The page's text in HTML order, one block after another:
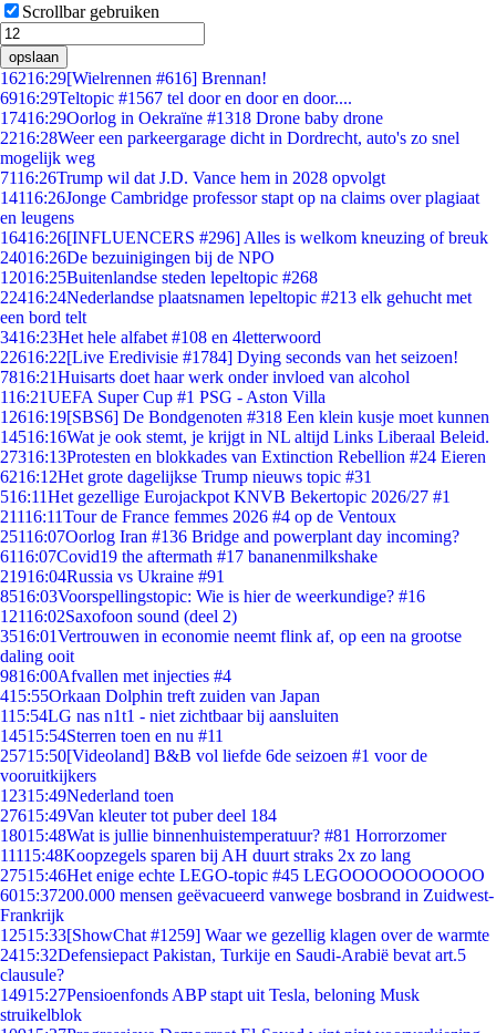
Scrollbar gebruiken
opslaan
16216:29[Wielrennen #616] Brennan!
6916:29Teltopic #1567 tel door en door en door....
17416:29Oorlog in Oekraïne #1318 Drone baby drone
2216:28Weer een parkeergarage dicht in Dordrecht, auto's zo snel
mogelijk weg
7116:26Trump wil dat J.D. Vance hem in 2028 opvolgt
14116:26Jonge Cambridge professor stapt op na claims over plagiaat
en leugens
16416:26[INFLUENCERS #296] Alles is welkom kneuzing of breuk
24016:26De bezuinigingen bij de NPO
12016:25Buitenlandse steden lepeltopic #268
22416:24Nederlandse plaatsnamen lepeltopic #213 elk gehucht met
een bord telt
3416:23Het hele alfabet #108 en 4letterwoord
22616:22[Live Eredivisie #1784] Dying seconds van het seizoen!
7816:21Huisarts doet haar werk onder invloed van alcohol
116:21UEFA Super Cup #1 PSG - Aston Villa
12616:19[SBS6] De Bondgenoten #318 Een klein kusje moet kunnen
14516:16Wat je ook stemt, je krijgt in NL altijd Links Liberaal Beleid.
27316:13Protesten en blokkades van Extinction Rebellion #24 Eieren
6216:12Het grote dagelijkse Trump nieuws topic #31
516:11Het gezellige Eurojackpot KNVB Bekertopic 2026/27 #1
21116:11Tour de France femmes 2026 #4 op de Ventoux
25116:07Oorlog Iran #136 Bridge and powerplant day incoming?
6116:07Covid19 the aftermath #17 bananenmilkshake
21916:04Russia vs Ukraine #91
8516:03Voorspellingstopic: Wie is hier de weerkundige? #16
12116:02Saxofoon sound (deel 2)
3516:01Vertrouwen in economie neemt flink af, op een na grootse
daling ooit
9816:00Afvallen met injecties #4
415:55Orkaan Dolphin treft zuiden van Japan
115:54LG nas n1t1 - niet zichtbaar bij aansluiten
14515:54Sterren toen en nu #11
25715:50[Videoland] B&B vol liefde 6de seizoen #1 voor de
vooruitkijkers
12315:49Nederland toen
27615:49Van kleuter tot puber deel 184
18015:48Wat is jullie binnenhuistemperatuur? #81 Horrorzomer
11115:48Koopzegels sparen bij AH duurt straks 2x zo lang
27515:46Het enige echte LEGO-topic #45 LEGOOOOOOOOOOO
6015:37200.000 mensen geëvacueerd vanwege bosbrand in Zuidwest-
Frankrijk
12515:33[ShowChat #1259] Waar we gezellig klagen over de warmte
2415:32Defensiepact Pakistan, Turkije en Saudi-Arabië bevat art.5
clausule?
14915:27Pensioenfonds ABP stapt uit Tesla, beloning Musk
struikelblok